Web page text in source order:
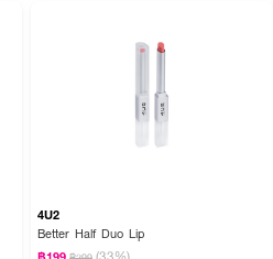
4U2
Better Half Duo Lip
฿199
(33%)